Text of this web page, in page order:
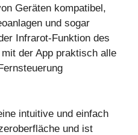
Geräten kompatibel,
und sogar
Infrarot-Funktion des
der App praktisch alle
intuitive und einfach
und ist